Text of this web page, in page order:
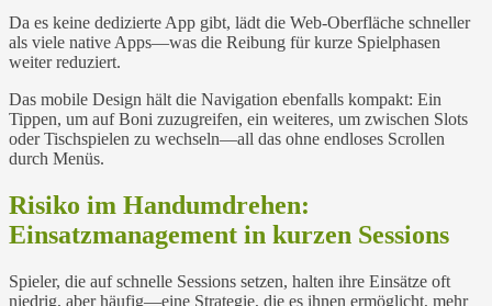
Da es keine dedizierte App gibt, lädt die Web-Oberfläche schneller
als viele native Apps—was die Reibung für kurze Spielphasen
weiter reduziert.
Das mobile Design hält die Navigation ebenfalls kompakt: Ein
Tippen, um auf Boni zuzugreifen, ein weiteres, um zwischen Slots
oder Tischspielen zu wechseln—all das ohne endloses Scrollen
durch Menüs.
Risiko im Handumdrehen:
Einsatzmanagement in kurzen Sessions
Spieler, die auf schnelle Sessions setzen, halten ihre Einsätze oft
niedrig, aber häufig—eine Strategie, die es ihnen ermöglicht, mehr